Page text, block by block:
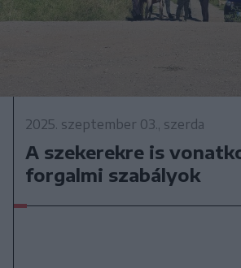
2025. szeptember 03., szerda
A szekerekre is
forgalmi szabályok